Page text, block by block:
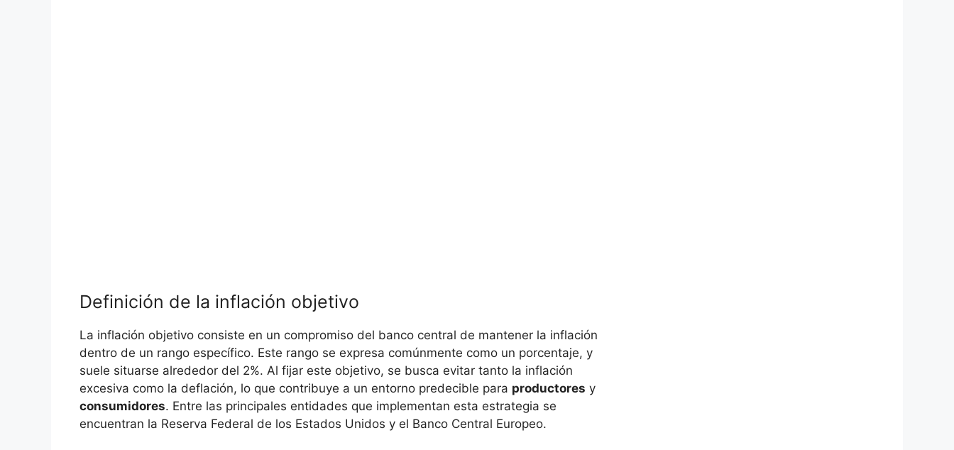
Definición de‌ la inflación⁣ objetivo
La inflación objetivo consiste en un ​compromiso del banco central de mantener la inflación
dentro de un rango específico.​ Este rango se expresa comúnmente como un porcentaje, ‍y
suele situarse alrededor del 2%. Al ⁤fijar este objetivo, se‌ busca evitar tanto​ la inflación
excesiva como la deflación, lo que ‌contribuye a un entorno predecible⁤ para productores y
consumidores. Entre​ las ⁢principales entidades que implementan esta estrategia se⁣
encuentran⁤ la Reserva Federal de los⁣ Estados Unidos y ​el ⁤Banco Central Europeo.